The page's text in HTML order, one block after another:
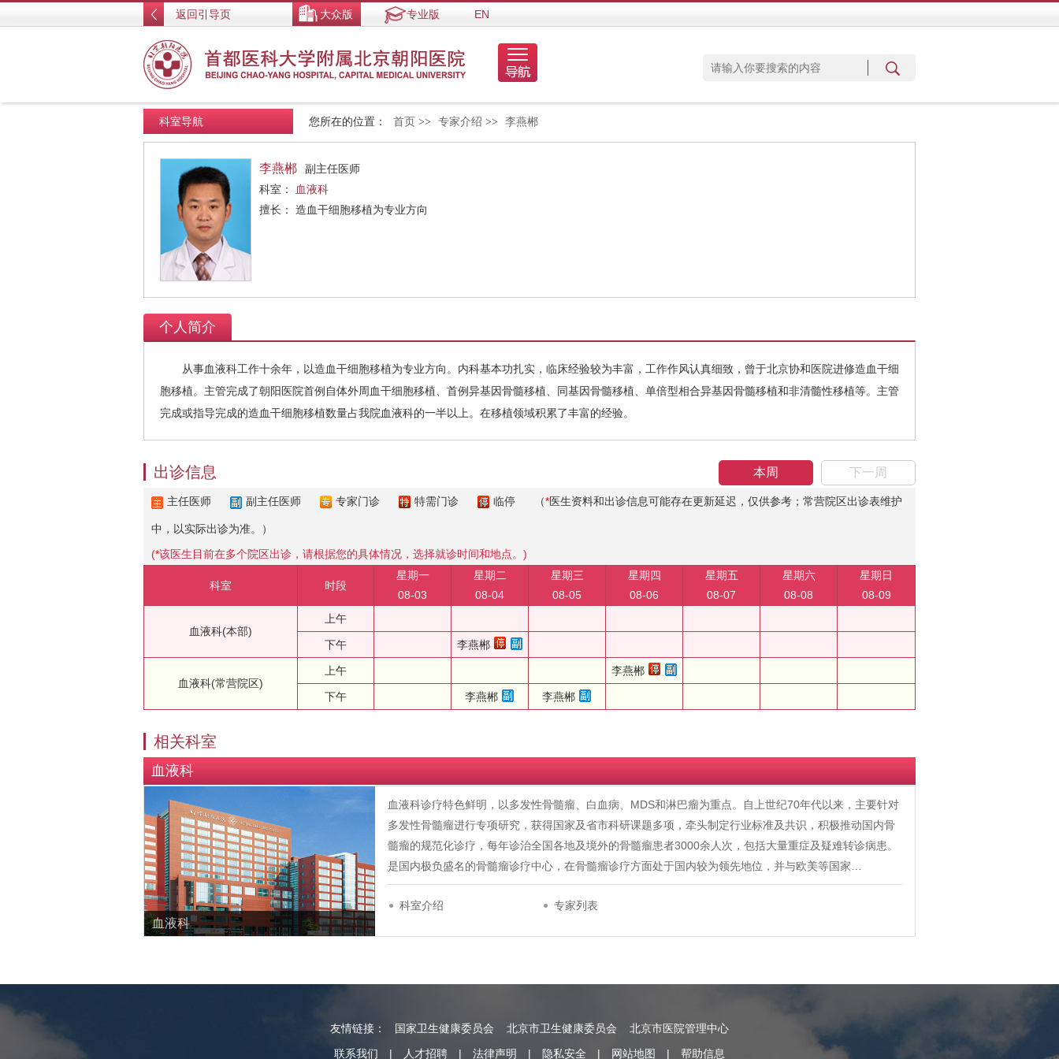
返回引导页 大众版 专业版 EN
您所在的位置： 首页 >> 专家介绍 >> 李燕郴
科室导航
李燕郴
副主任医师
科室：
血液科
擅长： 造血干细胞移植为专业方向
个人简介
从事血液科工作十余年，以造血干细胞移植为专业方向。内科基本功扎实，临床经验较为丰富，工作作风认真细致，曾于北京协和医院进修造血干细
胞移植。主管完成了朝阳医院首例自体外周血干细胞移植、首例异基因骨髓移植、同基因骨髓移植、单倍型相合异基因骨髓移植和非清髓性移植等。主管
完成或指导完成的造血干细胞移植数量占我院血液科的一半以上。在移植领域积累了丰富的经验。
本周 下一周
出诊信息
主任医师 副主任医师 专家门诊 特需门诊 临停 （*医生资料和出诊信息可能存在更新延迟，仅供参考；常营院区出诊表维护
中，以实际出诊为准。）
(*该医生目前在多个院区出诊，请根据您的具体情况，选择就诊时间和地点。)
科室 时段
星期一
08-03
星期二
08-04
星期三
08-05
星期四
08-06
星期五
08-07
星期六
08-08
星期日
08-09
血液科(本部)
上午
下午 李燕郴
血液科(常营院区)
上午 李燕郴
下午 李燕郴 李燕郴
相关科室
血液科
血液科
血液科诊疗特色鲜明，以多发性骨髓瘤、白血病、MDS和淋巴瘤为重点。自上世纪70年代以来，主要针对
多发性骨髓瘤进行专项研究，获得国家及省市科研课题多项，牵头制定行业标准及共识，积极推动国内骨
髓瘤的规范化诊疗，每年诊治全国各地及境外的骨髓瘤患者3000余人次，包括大量重症及疑难转诊病患。
是国内极负盛名的骨髓瘤诊疗中心，在骨髓瘤诊疗方面处于国内较为领先地位，并与欧美等国家…
科室介绍 专家列表
友情链接： 国家卫生健康委员会 北京市卫生健康委员会
北京市医院管理中心
联系我们
| 人才招聘 | 法律声明 | 隐私安全 | 网站地图 | 帮助信息